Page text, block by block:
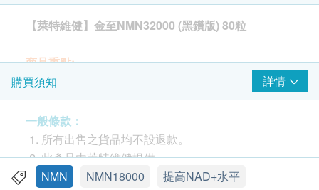
【萊特維健】金至NMN32000 (黑鑽版) 80粒
商品重點:
【萊特維健】金至NMN32000 (黑鑽版) ，採用99.9%
高純度NMN，每粒含量高達400mg，全面提升抗衰功
效。升級配方另加入「殿堂級抗衰成分」麥角硫因
（EGT），市場唯一高含量，具有獨特AI細胞追蹤能
力，有助延緩DNA端粒縮短，配合NMN一同發揮協同
購買須知 詳情
一般條款：
所有出售之貨品均不設退款。
此產品由萊特維健提供。
如有任何爭議，萊特維健及健康網購
NMN NMN18000
提高NAD+水平